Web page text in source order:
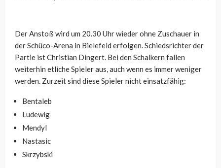
Der Anstoß wird um 20.30 Uhr wieder ohne Zuschauer in
der Schüco-Arena in Bielefeld erfolgen. Schiedsrichter der
Partie ist Christian Dingert. Bei den Schalkern fallen
weiterhin etliche Spieler aus, auch wenn es immer weniger
werden. Zurzeit sind diese Spieler nicht einsatzfähig:
Bentaleb
Ludewig
Mendyl
Nastasic
Skrzybski